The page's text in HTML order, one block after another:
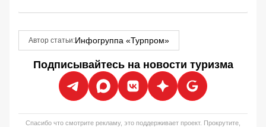
Автор статьи:Инфогруппа «Турпром»
Подписывайтесь на новости туризма
Спасибо что смотрите рекламу, это поддерживает проект. Прокрутите,